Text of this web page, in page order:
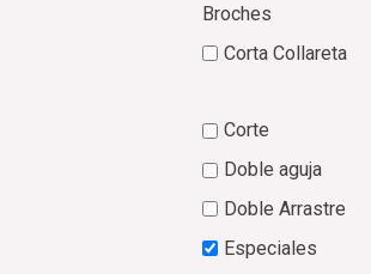
Broches
Corta Collareta
Corte
Doble aguja
Doble Arrastre
Especiales